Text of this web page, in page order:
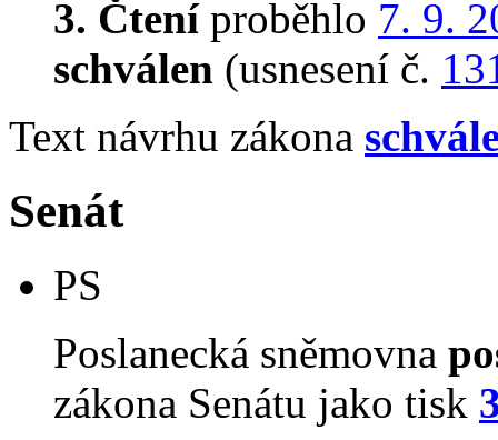
3. Čteníproběhlo 7. 9.
schválen (usnesení č.
Text návrhu zákona
Senát
PS
Poslanecká sněmovna
zákona Senátu jako tisk